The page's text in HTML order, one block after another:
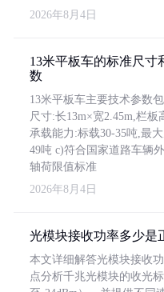
2026年8月4日
13米平板车的标准尺寸
数
13米平板车主要技术参数
尺寸:长13m×宽2.45m,栏板
承载能力:标载30-35吨,最
49吨 c)符合国家道路车辆
轴荷限值标准
2026年8月4日
光模块接收功率多少是
本文详细解答光模块接收
点分析千兆光模块的收光